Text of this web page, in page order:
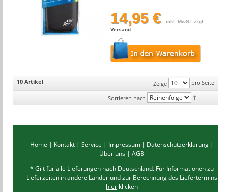
14,95 €
inkl. MwSt. zzgl.
Versand
10 Artikel Zeige pro Seite
Sortieren nach
Home | Kontakt| Service | Impressum| Datenschutzerklärung|
Über uns | AGB
* Gilt für alle Lieferungen nach Deutschland. Für Informationen zu
Lieferzeiten in andere Länder und zur Berechnung des Liefertermins
hier klicken